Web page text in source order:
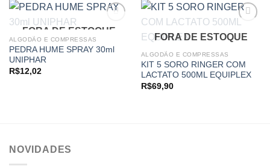
Add to
FORA DE ESTOQUE
ALGODÃO E COMPRESSAS
PEDRA HUME SPRAY 30ml
UNIPHAR
R$12,02
FORA DE ESTOQUE
ALGODÃO E COMPRESSAS
KIT 5 SORO RINGER COM
LACTATO 500ML EQUIPLEX
R$69,90
NOVIDADES